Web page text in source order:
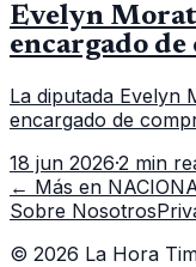
Evelyn
encargado
La diputada Evelyn
encargado de
capacitación en la
18 jun 2026·2 min
← Más en
Sobre Nosotros
© 2026 La Hora